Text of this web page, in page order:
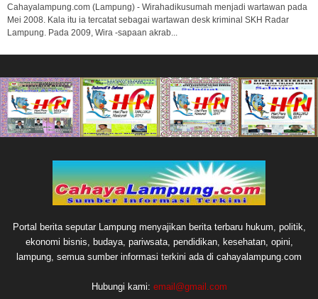
Cahayalampung.com (Lampung) - Wirahadikusumah menjadi wartawan pada
Mei 2008. Kala itu ia tercatat sebagai wartawan desk kriminal SKH Radar
Lampung. Pada 2009, Wira -sapaan akrab...
Portal berita seputar Lampung menyajikan berita terbaru hukum, politik,
ekonomi bisnis, budaya, pariwsata, pendidikan, kesehatan, opini,
lampung, semua sumber informasi terkini ada di cahayalampung.com
Hubungi kami: email@gmail.com